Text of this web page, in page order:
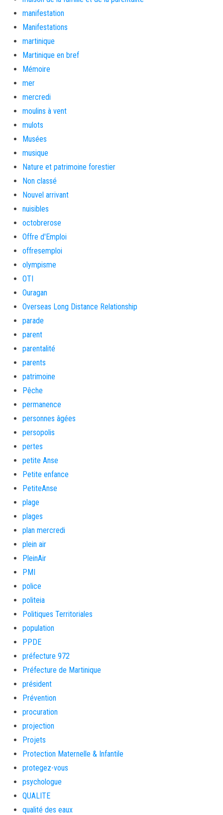
manifestation
Manifestations
martinique
Martinique en bref
Mémoire
mer
mercredi
moulins à vent
mulots
Musées
musique
Nature et patrimoine forestier
Non classé
Nouvel arrivant
nuisibles
octobrerose
Offre d'Emploi
offresemploi
olympisme
OTI
Ouragan
Overseas Long Distance Relationship
parade
parent
parentalité
parents
patrimoine
Pêche
permanence
personnes âgées
persopolis
pertes
petite Anse
Petite enfance
PetiteAnse
plage
plages
plan mercredi
plein air
PleinAir
PMI
police
politeia
Politiques Territoriales
population
PPDE
préfecture 972
Préfecture de Martinique
président
Prévention
procuration
projection
Projets
Protection Maternelle & Infantile
protegez-vous
psychologue
QUALITE
qualité des eaux